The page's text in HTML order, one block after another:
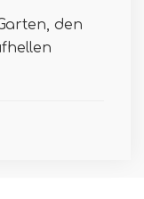
den